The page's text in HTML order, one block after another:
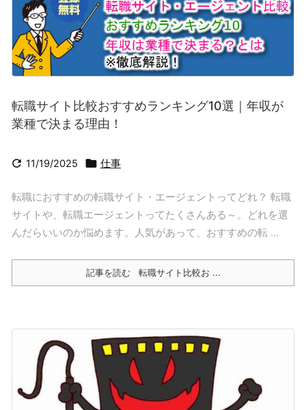
転職サイト比較おすすめランキング10選｜年収が
業種で決まる理由！
 11/19/2025  仕事
転職におすすめの転職サイト・エージェントってどれ？ 転職
サイトや、転職エージェントってたくさんある～。どれを選
んだらいいのか悩めます。人気があって、おすすめの転 ...
記事を読む 転職サイト比較お ...